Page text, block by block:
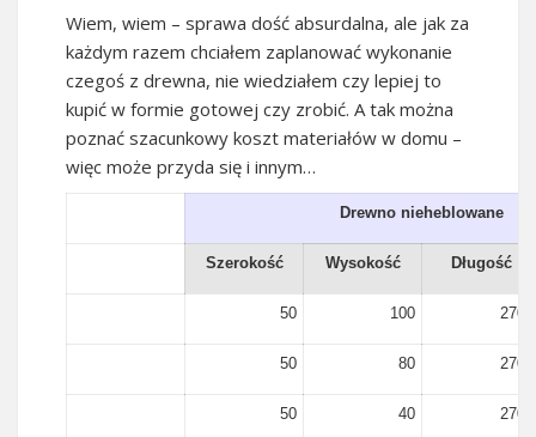
Wiem, wiem – sprawa dość absurdalna, ale jak za
każdym razem chciałem zaplanować wykonanie
czegoś z drewna, nie wiedziałem czy lepiej to
kupić w formie gotowej czy zrobić. A tak można
poznać szacunkowy koszt materiałów w domu –
więc może przyda się i innym…
Drewno nieheblowane
Szerokość Wysokość Długość
50 100 2700
50 80 2700
50 40 2700